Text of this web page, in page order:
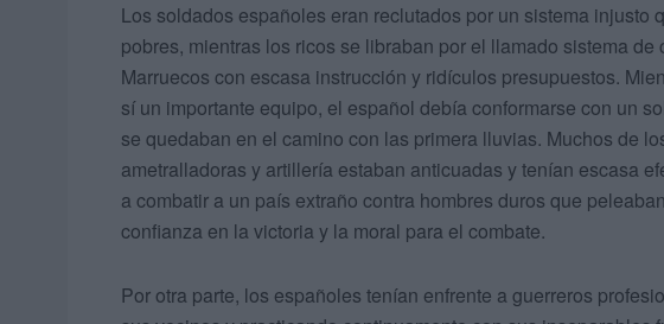
Los soldados españoles eran reclutados por un sistema injusto
pobres, mientras los ricos se libraban por el llamado sistema
Marruecos con escasa instrucción y ridículos presupuestos.
sí un importante equipo, el español debía conformarse con un
se quedaban en el camino con las primera lluvias. Muchos de
ametralladoras y artillería estaban anticuadas y tenían escasa
a combatir a un país extraño contra hombres duros que
confianza en la victoria y la moral para el combate.
Por otra parte, los españoles tenían enfrente a guerreros